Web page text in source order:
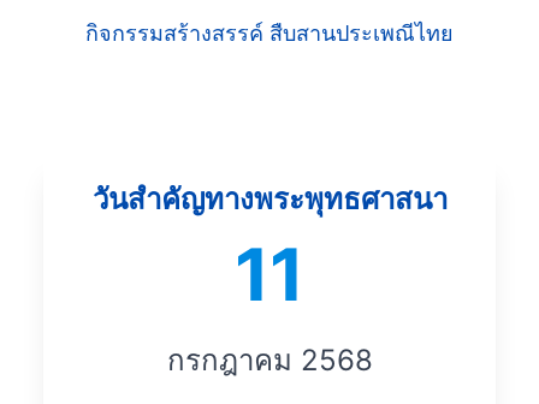
กิจกรรมสร้างสรรค์ สืบสานประเพณีไทย
วันสำคัญทางพระพุทธศาสนา
11
กรกฎาคม 2568